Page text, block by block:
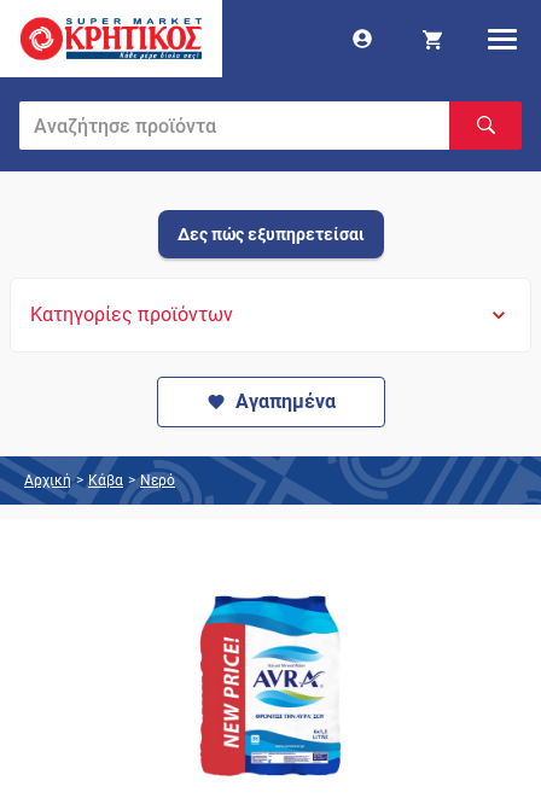
Δες πώς εξυπηρετείσαι
Κατηγορίες προϊόντων
Αγαπημένα
Αρχική > Κάβα > Νερό